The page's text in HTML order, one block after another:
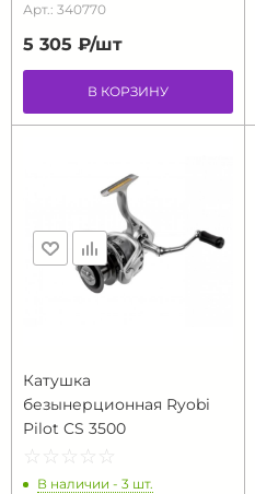
Арт.: 340770
5 305 ₽/шт
В КОРЗИНУ
Катушка
безынерционная Ryobi
Pilot CS 3500
☆ ☆ ☆ ☆ ☆
★ ★ ★ ★ ★
В наличии - 3 шт.